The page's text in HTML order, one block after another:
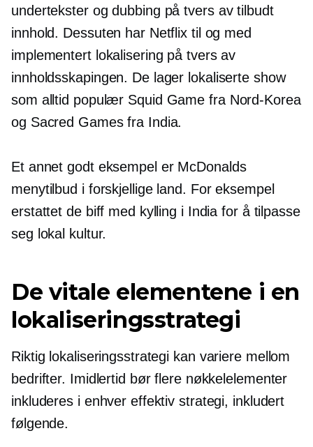
undertekster og dubbing på tvers av tilbudt
innhold. Dessuten har Netflix til og med
implementert lokalisering på tvers av
innholdsskapingen. De lager lokaliserte show
som alltid populær Squid Game fra Nord-Korea
og Sacred Games fra India.
Et annet godt eksempel er McDonalds
menytilbud i forskjellige land. For eksempel
erstattet de biff med kylling i India for å tilpasse
seg lokal kultur.
De vitale elementene i en
lokaliseringsstrategi
Riktig lokaliseringsstrategi kan variere mellom
bedrifter. Imidlertid bør flere nøkkelelementer
inkluderes i enhver effektiv strategi, inkludert
følgende.